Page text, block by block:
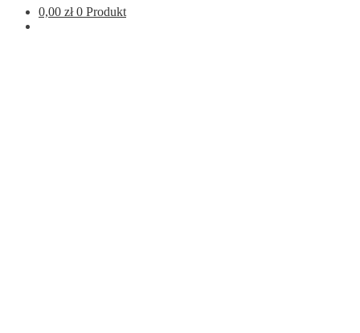
0,00 zł 0 Produkt